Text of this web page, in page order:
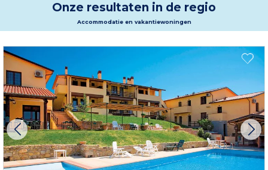
Onze resultaten in de regio
Accommodatie en vakantiewoningen